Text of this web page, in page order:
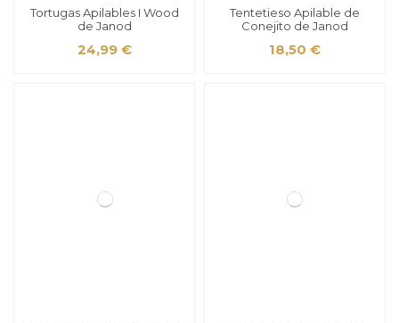
Tortugas Apilables I Wood
de Janod
24,99 €
Tentetieso Apilable de
Conejito de Janod
18,50 €